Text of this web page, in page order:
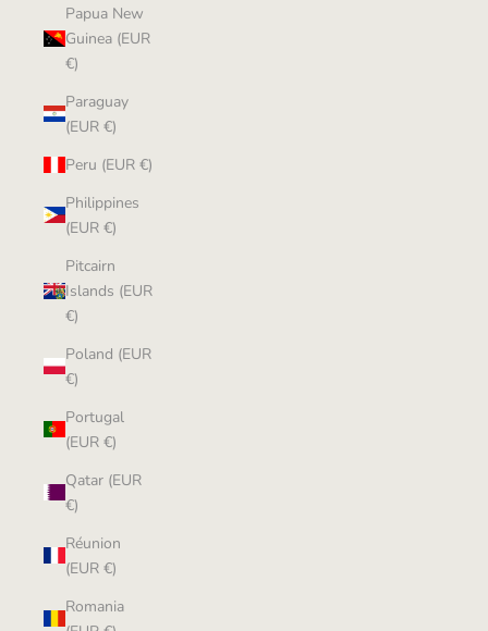
Papua New
Guinea (EUR
€)
Paraguay
(EUR €)
Peru (EUR €)
Philippines
(EUR €)
Pitcairn
Islands (EUR
€)
Poland (EUR
€)
Portugal
(EUR €)
Qatar (EUR
€)
Réunion
(EUR €)
Romania